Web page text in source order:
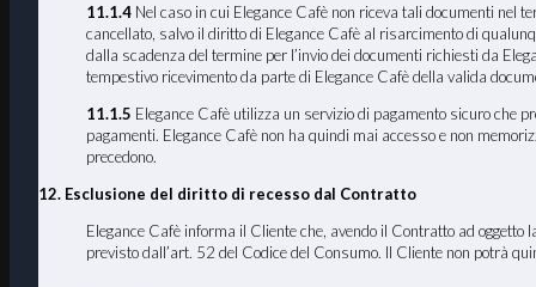
11.1.4 Nel caso in cui Elegance Cafè non riceva tali documenti nel
cancellato, salvo il diritto di Elegance Cafè al risarcimento di
dalla scadenza del termine per l’invio dei documenti richiesti da
tempestivo ricevimento da parte di Elegance Cafè della valida
11.1.5 Elegance Cafè utilizza un servizio di pagamento sicuro che
pagamenti. Elegance Cafè non ha quindi mai accesso e non
precedono.
12. Esclusione del diritto di recesso dal Contratto
Elegance Cafè informa il Cliente che, avendo il Contratto ad
previsto dall’art. 52 del Codice del Consumo. Il Cliente non potrà